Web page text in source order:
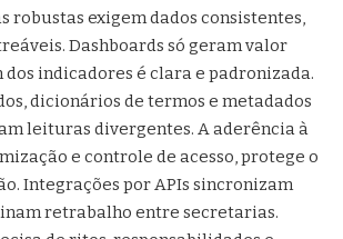
robustas exigem dados consistentes,
Dashboards só geram valor
dos indicadores é clara e padronizada.
dicionários de termos e metadados
leituras divergentes. A aderência à
e controle de acesso, protege o
Integrações por APIs sincronizam
retrabalho entre secretarias.